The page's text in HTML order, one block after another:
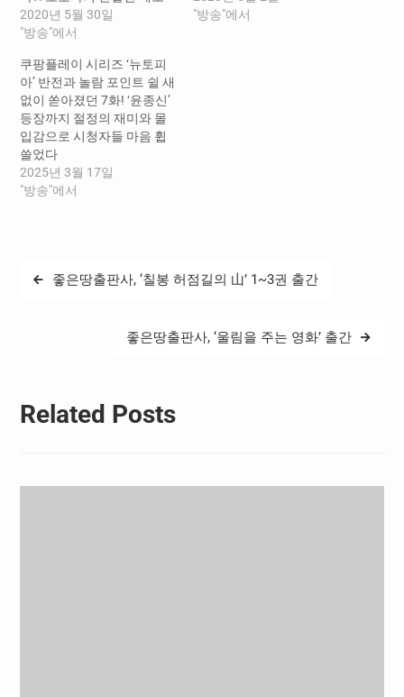
를 받고 ‘세상에 나쁜 개는 없
다’(이하 ‘세나개’) 제작진이
제작진을 향해 격하게 짖어
대는 오늘의 주인공 칸쵸(믹
스, 5살)! 작은 체구에서 나오
는 소리라는 게 믿기지 않을
정도로 우렁찬 목청 뽐내며
제작진을 경계한다. 좀처럼
진정할 줄 모르는 브레이크
없는 녀석! 안전…
2020년 5월 30일
"방송"에서
줄만 알았던 가족들은 딸을
"방송"에서
쿠팡플레이 시리즈 ‘뉴토피
아’ 반전과 놀람 포인트 쉴 새
없이 쏟아졌던 7화! ‘윤종신’
등장까지 절정의 재미와 몰
입감으로 시청자들 마음 휩
쓸었다
2025년 3월 17일
"방송"에서
글
좋은땅출판사, ‘칠봉 허점길의 山’ 1~3권 출간
좋은땅출판사, ‘울림을 주는 영화’ 출간
Related Posts